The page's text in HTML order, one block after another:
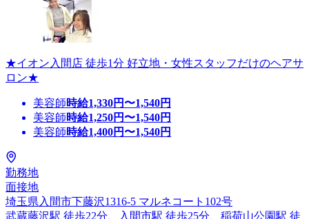
★イオン入間店 徒歩1分 好立地・女性スタッフだけのヘアサ
ロン★
美容師時給1,330円〜1,540円
美容師時給1,250円〜1,540円
美容師時給1,400円〜1,540円
勤務地
面接地
埼玉県入間市下藤沢1316-5 マルネコート102号
武蔵藤沢駅 徒歩22分、入間市駅 徒歩25分、稲荷山公園駅 徒